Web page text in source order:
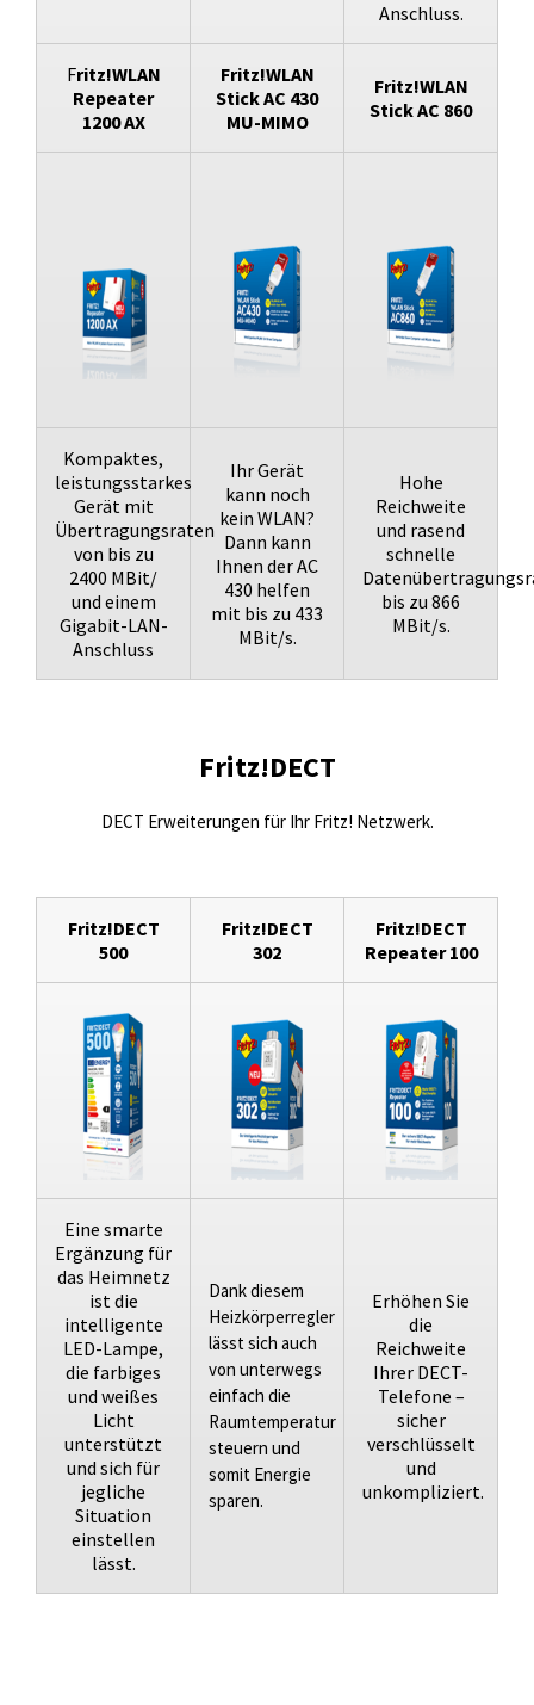
Anschluss.
Fritz!WLAN
Repeater
1200 AX
Fritz!WLAN
Stick AC 430
MU-MIMO
Fritz!WLAN
Stick AC 860
Kompaktes,
leistungsstarkes
Gerät mit
Übertragungsraten
von bis zu
2400 MBit/
und einem
Gigabit-LAN-
Anschluss
Ihr Gerät
kann noch
kein WLAN?
Dann kann
Ihnen der AC
430 helfen
mit bis zu 433
MBit/s.
Hohe
Reichweite
und rasend
schnelle
bis zu 866
MBit/s.
Fritz!DECT
DECT Erweiterungen für Ihr Fritz! Netzwerk.
Fritz!DECT
500
Fritz!DECT
302
Fritz!DECT
Repeater 100
Eine smarte
Ergänzung für
das Heimnetz
ist die
intelligente
LED-Lampe,
die farbiges
und weißes
Licht
unterstützt
und sich für
jegliche
Situation
einstellen
lässt.
Dank diesem
Heizkörperregler
lässt sich auch
von unterwegs
einfach die
Raumtemperatur
steuern und
somit Energie
sparen.
Erhöhen Sie
die
Reichweite
Ihrer DECT-
Telefone –
sicher
verschlüsselt
und
unkompliziert.